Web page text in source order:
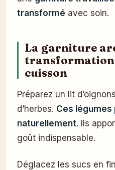
transformé avec soin.
La garniture
transformation
cuisson
Préparez un lit
d’herbes. Ces légumes
naturellement. Ils
goût indispensable.
Déglacez les sucs en